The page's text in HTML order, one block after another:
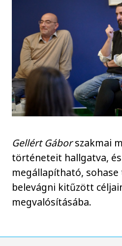
Gellért Gáborszakmai
történeteit hallgatva,
megállapítható,
belevágni kitűzött
megvalósításába.